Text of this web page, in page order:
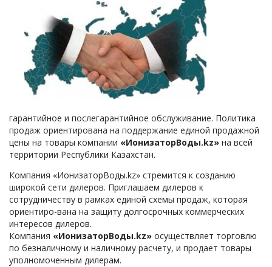
гарантийное и послегарантийное обслуживание. Политика
продаж ориентирована на поддержание единой продажной
цены на товары компании «ИонизаторВоды.kz» на всей
территории Республики Казахстан.
Компания «ИонизаторВоды.kz» стремится к созданию
широкой сети дилеров. Приглашаем дилеров к
сотрудничеству в рамках единой схемы продаж, которая
ориентиро-вана на защиту долгосрочных коммерческих
интересов дилеров.
Компания «ИонизаторВоды.kz» осуществляет торговлю
по безналичному и наличному расчету, и продает товары
уполномоченным дилерам.